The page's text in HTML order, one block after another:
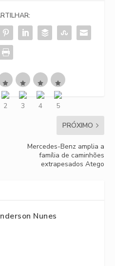
PRÓXIMO
Mercedes-Benz amplia a
família de caminhões
extrapesados Atego
Nunes